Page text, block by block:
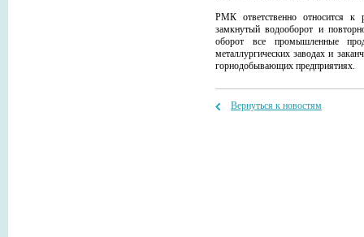
РМК ответственно относится к
замкнутый водооборот и
оборот все промышленные
металлургических заводах и
горнодобывающих предприятиях.
Вернуться к новостям